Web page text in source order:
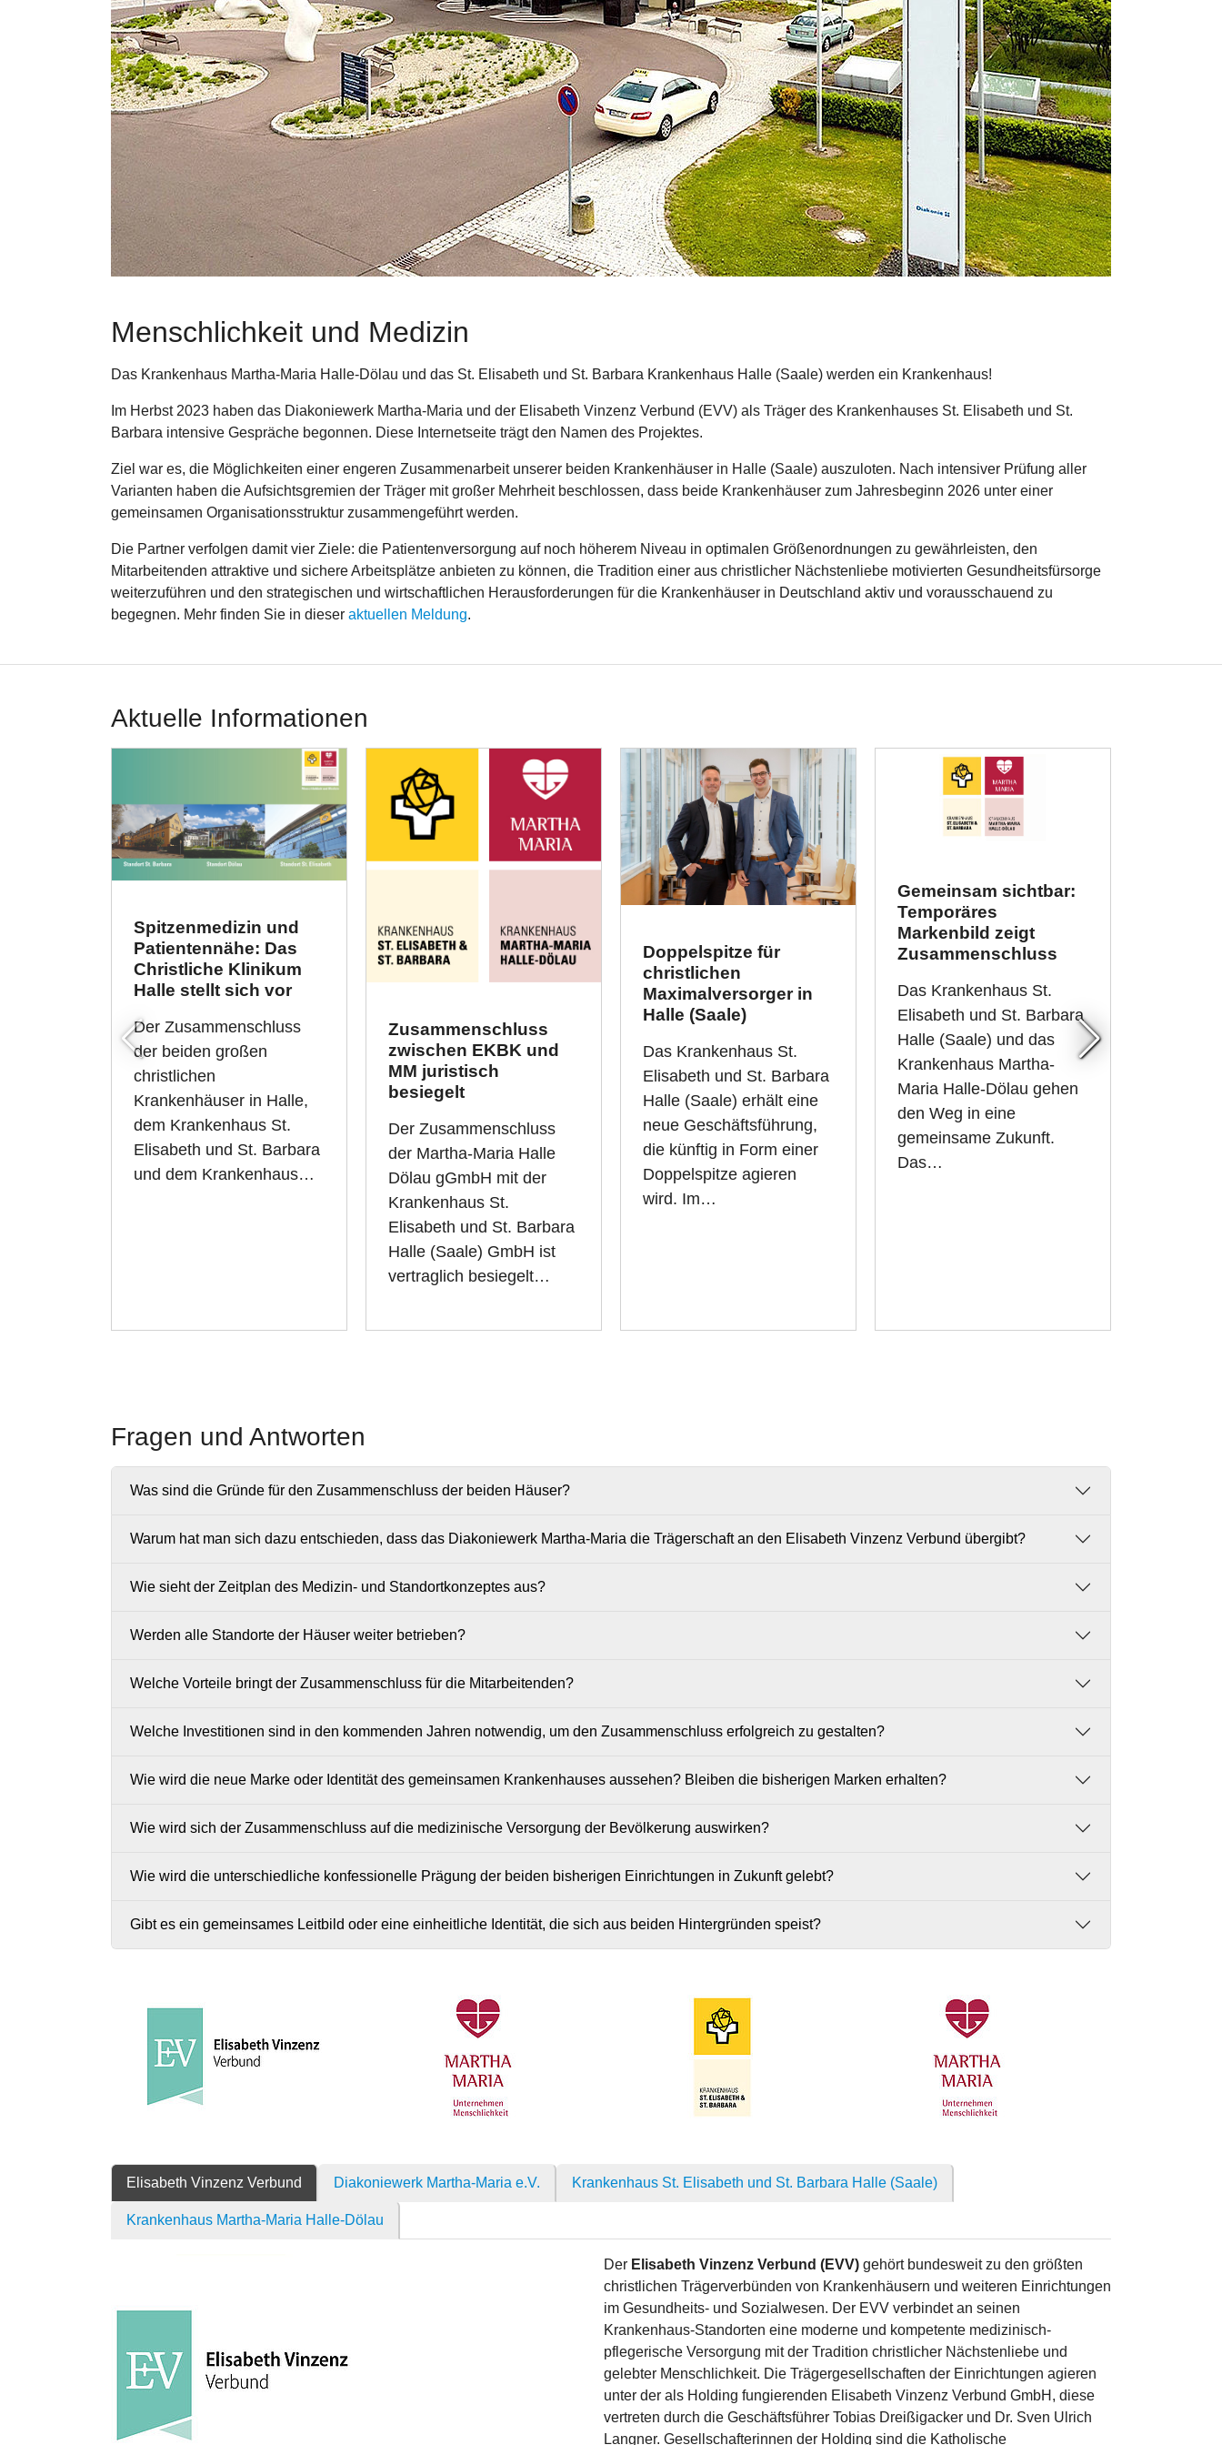
Menschlichkeit und Medizin
Das Krankenhaus Martha-Maria Halle-Dölau und das St. Elisabeth und St. Barbara Krankenhaus Halle (Saale) werden ein Krankenhaus!
Im Herbst 2023 haben das Diakoniewerk Martha-Maria und der Elisabeth Vinzenz Verbund (EVV) als Träger des Krankenhauses St. Elisabeth und St.
Barbara intensive Gespräche begonnen. Diese Internetseite trägt den Namen des Projektes.
Ziel war es, die Möglichkeiten einer engeren Zusammenarbeit unserer beiden Krankenhäuser in Halle (Saale) auszuloten. Nach intensiver Prüfung aller
Varianten haben die Aufsichtsgremien der Träger mit großer Mehrheit beschlossen, dass beide Krankenhäuser zum Jahresbeginn 2026 unter einer
gemeinsamen Organisationsstruktur zusammengeführt werden.
Die Partner verfolgen damit vier Ziele: die Patientenversorgung auf noch höherem Niveau in optimalen Größenordnungen zu gewährleisten, den
Mitarbeitenden attraktive und sichere Arbeitsplätze anbieten zu können, die Tradition einer aus christlicher Nächstenliebe motivierten Gesundheitsfürsorge
weiterzuführen und den strategischen und wirtschaftlichen Herausforderungen für die Krankenhäuser in Deutschland aktiv und vorausschauend zu
begegnen. Mehr finden Sie in dieser aktuellen Meldung.
Aktuelle Informationen
Spitzenmedizin und
Patientennähe: Das
Christliche Klinikum
Halle stellt sich vor
Der Zusammenschluss
der beiden großen
christlichen
Krankenhäuser in Halle,
dem Krankenhaus St.
Elisabeth und St. Barbara
und dem Krankenhaus…
Zusammenschluss
zwischen EKBK und
MM juristisch
besiegelt
Der Zusammenschluss
der Martha-Maria Halle
Dölau gGmbH mit der
Krankenhaus St.
Elisabeth und St. Barbara
Halle (Saale) GmbH ist
vertraglich besiegelt…
Doppelspitze für
christlichen
Maximalversorger in
Halle (Saale)
Das Krankenhaus St.
Elisabeth und St. Barbara
Halle (Saale) erhält eine
neue Geschäftsführung,
die künftig in Form einer
Doppelspitze agieren
wird. Im…
Gemeinsam sichtbar:
Temporäres
Markenbild zeigt
Zusammenschluss
Das Krankenhaus St.
Elisabeth und St. Barbara
Halle (Saale) und das
Krankenhaus Martha-
Maria Halle-Dölau gehen
den Weg in eine
gemeinsame Zukunft.
Das…
Fragen und Antworten
Was sind die Gründe für den Zusammenschluss der beiden Häuser?
Warum hat man sich dazu entschieden, dass das Diakoniewerk Martha-Maria die Trägerschaft an den Elisabeth Vinzenz Verbund übergibt?
Wie sieht der Zeitplan des Medizin- und Standortkonzeptes aus?
Werden alle Standorte der Häuser weiter betrieben?
Welche Vorteile bringt der Zusammenschluss für die Mitarbeitenden?
Welche Investitionen sind in den kommenden Jahren notwendig, um den Zusammenschluss erfolgreich zu gestalten?
Wie wird die neue Marke oder Identität des gemeinsamen Krankenhauses aussehen? Bleiben die bisherigen Marken erhalten?
Wie wird sich der Zusammenschluss auf die medizinische Versorgung der Bevölkerung auswirken?
Wie wird die unterschiedliche konfessionelle Prägung der beiden bisherigen Einrichtungen in Zukunft gelebt?
Gibt es ein gemeinsames Leitbild oder eine einheitliche Identität, die sich aus beiden Hintergründen speist?
Elisabeth Vinzenz Verbund Diakoniewerk Martha-Maria e.V. Krankenhaus St. Elisabeth und St. Barbara Halle (Saale)
Krankenhaus Martha-Maria Halle-Dölau
Der Elisabeth Vinzenz Verbund (EVV) gehört bundesweit zu den größten
christlichen Trägerverbünden von Krankenhäusern und weiteren Einrichtungen
im Gesundheits- und Sozialwesen. Der EVV verbindet an seinen
Krankenhaus-Standorten eine moderne und kompetente medizinisch-
pflegerische Versorgung mit der Tradition christlicher Nächstenliebe und
gelebter Menschlichkeit. Die Trägergesellschaften der Einrichtungen agieren
unter der als Holding fungierenden Elisabeth Vinzenz Verbund GmbH, diese
vertreten durch die Geschäftsführer Tobias Dreißigacker und Dr. Sven Ulrich
Langner. Gesellschafterinnen der Holding sind die Katholische